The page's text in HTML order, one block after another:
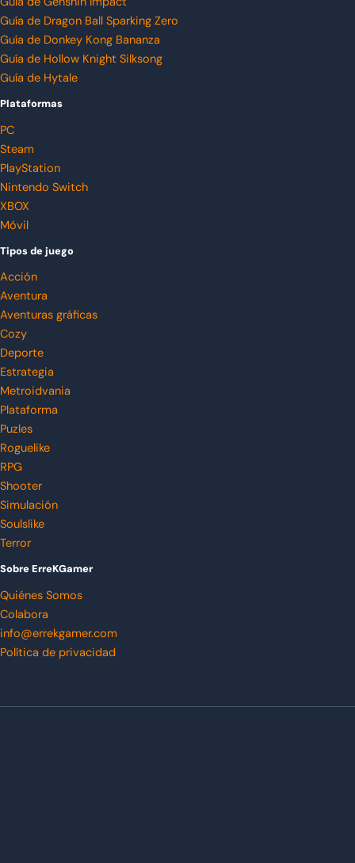
Guía de Dragon Ball Sparking Zero
Guía de Donkey Kong Bananza
Guía de Hollow Knight Silksong
Guía de Hytale
Plataformas
PC
Steam
PlayStation
Nintendo Switch
XBOX
Móvil
Tipos de juego
Acción
Aventura
Aventuras gráficas
Cozy
Deporte
Estrategia
Metroidvania
Plataforma
Puzles
Roguelike
RPG
Shooter
Simulación
Soulslike
Terror
Sobre ErreKGamer
Quiénes Somos
Colabora
info@errekgamer.com
Política de privacidad